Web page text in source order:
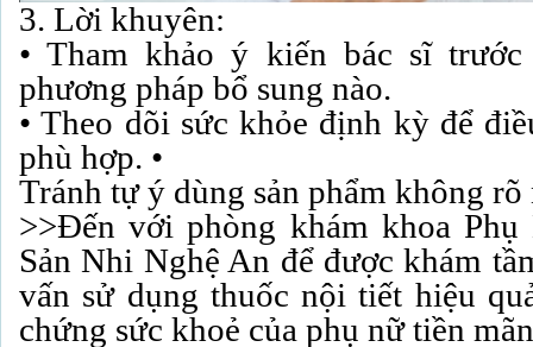
3. Lời khuyên:
• Tham khảo ý kiến bác sĩ
phương pháp bổ sung nào.
• Theo dõi sức khỏe định kỳ để
phù hợp. •
Tránh tự ý dùng sản phẩm không rõ
>>Đến với phòng khám khoa
Sản Nhi Nghệ An để được khám
vấn sử dụng thuốc nội tiết hiệu
chứng sức khoẻ của phụ nữ tiền